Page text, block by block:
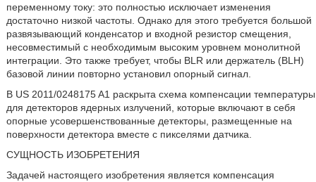
переменному току: это полностью исключает изменения
достаточно низкой частоты. Однако для этого требуется большой
развязывающий конденсатор и входной резистор смещения,
несовместимый с необходимым высоким уровнем монолитной
интеграции. Это также требует, чтобы BLR или держатель (BLH)
базовой линии повторно установил опорный сигнал.
В US 2011/0248175 A1 раскрыта схема компенсации температуры
для детекторов ядерных излучений, которые включают в себя
опорные усовершенствованные детекторы, размещенные на
поверхности детектора вместе с пикселями датчика.
СУЩНОСТЬ ИЗОБРЕТЕНИЯ
Задачей настоящего изобретения является компенсация